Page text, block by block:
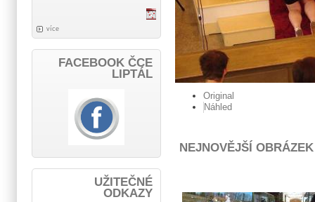
Original
Náhled
NEJNOVĚJŠÍ OBRÁZEK
více
FACEBOOK ČCE
LIPTÁL
UŽITEČNÉ
ODKAZY